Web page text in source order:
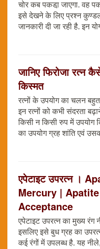
चोर कब पकडा़ जाएगा. वह
इसे देखने के लिए प्रश्न
जानकारी दी जा रही है. इन
जानिए फिरोजा रत्न
किस्मत
रत्नों के उपयोग का चलन
इन रत्नों को कभी संदरता
किसी न किसी रुप में उपयोग
का उपयोग ग्रह शांति एवं
एपेटाइट उपरत्न ।
Mercury |
Acceptance
एपेटाइट उपरत्न का मुख्य रंग
इसलिए इसे बुध ग्रह का
कई रंगों में उपलब्ध है. यह